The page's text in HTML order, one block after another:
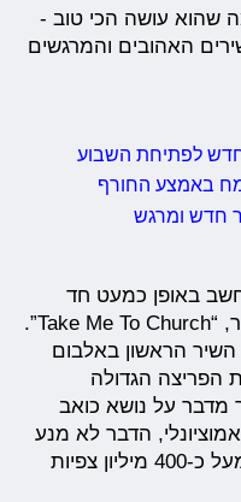
שהוא עושה הכי טוב -
האהובים והמרגשים
חדש לפתיחת השבוע
באמצע החורף
חדש ומרגש
באופן כמעט חד
משמעי לשירו הטוב ביותר של הוזייר, “Take Me To Church”.
בספטמבר 2013, הוא השיר הראשון באלבום
הפריצה הגדולה
על נושא כואב
הדבר לא מנע
מהשיר לפרוץ וכיום הוא עומד על מעל כ-400 מיליון צפיות